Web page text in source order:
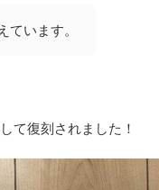
います。
て復刻されました！